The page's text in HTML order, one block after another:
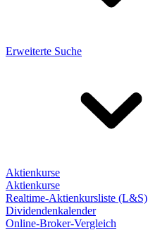
Erweiterte Suche
Aktienkurse
Aktienkurse
Realtime-Aktienkursliste (L&S)
Dividendenkalender
Online-Broker-Vergleich